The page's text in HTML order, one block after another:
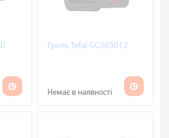
Гриль Tefal GC305012
Немає в наявності